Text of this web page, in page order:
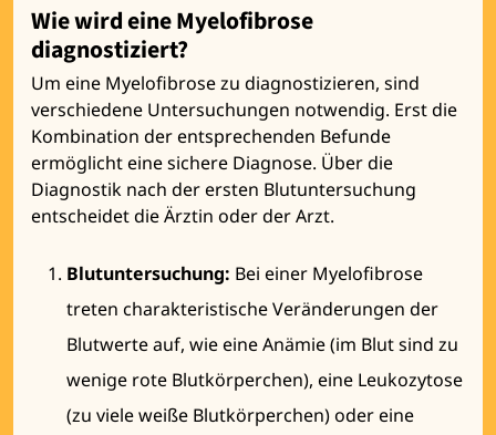
Wie wird eine Myelofibrose
diagnostiziert?
Um eine Myelofibrose zu diagnostizieren, sind
verschiedene Untersuchungen notwendig. Erst die
Kombination der entsprechenden Befunde
ermöglicht eine sichere Diagnose. Über die
Diagnostik nach der ersten Blutuntersuchung
entscheidet die Ärztin oder der Arzt.
Blutuntersuchung: Bei einer Myelofibrose
treten charakteristische Veränderungen der
Blutwerte auf, wie eine Anämie (im Blut sind zu
wenige rote Blutkörperchen), eine Leukozytose
(zu viele weiße Blutkörperchen) oder eine